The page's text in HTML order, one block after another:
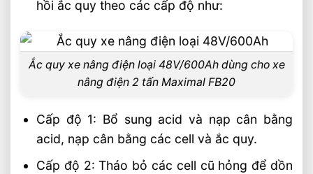
hồi ắc quy theo các cấp độ như:
Ắc quy xe nâng điện loại 48V/600Ah dùng cho xe
nâng điện 2 tấn Maximal FB20
Cấp độ 1: Bổ sung acid và nạp cân bằng
acid, nạp cân bằng các cell và ắc quy.
Cấp độ 2: Tháo bỏ các cell cũ hỏng để dồn